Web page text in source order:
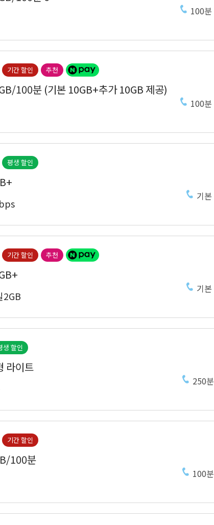
100분
기간 할인 추천
100분 (기본 10GB+추가 10GB 제공)
100분
평생 할인
기본
기간 할인 추천
2GB
기본
생 할인
라이트
250분
기간 할인
100분
100분